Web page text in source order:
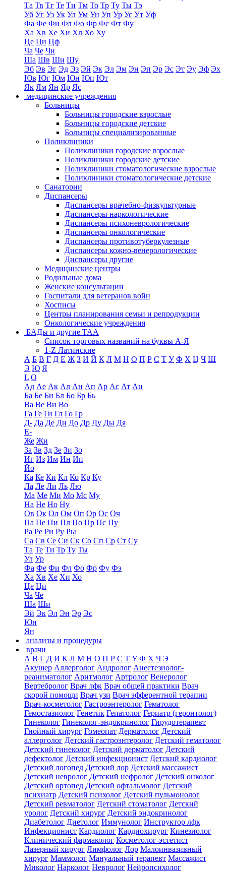
Та Тв Тг Те Ти Тм То Тр Ту Ты Тэ
Уб Уг Уз Ук Ул Ум Ун Уп Ур Ус Ут Уф
Фа Фе Фи Фл Фо Фр Фс Фт Фу
Ха Хв Хе Хи Хл Хо Ху
Це Ци Цф
Ча Че Чи
Ша Шв Ши Шу
Эб Эв Эг Эд Эз Эй Эк Эл Эм Эн Эп Эр Эс Эт Эу Эф Эх
Юв Юг Юм Юн Юп Ют
Як Ям Ян Яр Яс
медицинские учреждения
Больницы
Больницы городские взрослые
Больницы городские детские
Больницы специализированные
Поликлиники
Поликлиники городские взрослые
Поликлиники городские детские
Поликлиники стоматологические взрослые
Поликлиники стоматологические детские
Санатории
Диспансеры
Диспансеры врачебно-физкультурные
Диспансеры наркологические
Диспансеры психоневрологические
Диспансеры онкологические
Диспансеры противотуберкулезные
Диспансеры кожно-венерологические
Диспансеры другие
Медицинские центры
Родильные дома
Женские консультации
Госпитали для ветеранов войн
Хосписы
Центры планирования семьи и репродукции
Онкологические учреждения
БАДы и другие ТАА
Список торговых названий на буквы А-Я
1-Z Латинские
А Б В Г Д Е Ж З И Й К Л М Н О П Р С Т У Ф Х Ц Ч Ш
Э Ю Я
L Q
Ад Ае Ак Ал Ан Ап Ар Ас Ат Ац
Ба Бе Би Бл Бо Бр Бь
Ва Ве Ви Во
Га Ге Ги Гл Го Гр
Д- Да Де Ди До Др Ду Ды Дя
Е-
Же Жи
За Зв Зд Зе Зи Зо
Иг Из Им Ин Ип
Йо
Ка Ке Ки Кл Ко Кр Ку
Ла Ле Ли Ль Лю
Ма Ме Ми Мо Мс Му
На Не Но Ну
Ов Ок Ол Ом Оп Ор Ос Оч
Па Пе Пи Пл По Пр Пс Пу
Ра Ре Ри Ру Ры
Са Св Се Си Ск Со Сп Ср Ст Су
Та Те Ти Тр Ту Ты
Ул Ур
Фа Фе Фи Фл Фо Фр Фу Фэ
Ха Хв Хе Хи Хо
Це Ци
Ча Че
Ша Ши
Эй Эк Эл Эн Эр Эс
Юн
Ян
анализы и процедуры
врачи
А В Г Д И К Л М Н О П Р С Т У Ф Х Ч Э
Акушер Аллерголог Андролог Анестезиолог-
реаниматолог Аритмолог Артролог Венеролог
Вертебролог Врач лфк Врач общей практики Врач
скорой помощи Врач узи Врач эфферентной терапии
Врач-косметолог Гастроэнтеролог Гематолог
Гемостазиолог Генетик Гепатолог Гериатр (геронтолог)
Гинеколог Гинеколог-эндокринолог Гирудотерапевт
Гнойный хирург Гомеопат Дерматолог Детский
аллерголог Детский гастроэнтеролог Детский гематолог
Детский гинеколог Детский дерматолог Детский
дефектолог Детский инфекционист Детский кардиолог
Детский логопед Детский лор Детский массажист
Детский невролог Детский нефролог Детский онколог
Детский ортопед Детский офтальмолог Детский
психиатр Детский психолог Детский пульмонолог
Детский ревматолог Детский стоматолог Детский
уролог Детский хирург Детский эндокринолог
Диабетолог Диетолог Иммунолог Инструктор лфк
Инфекционист Кардиолог Кардиохирург Кинезиолог
Клинический фармаколог Косметолог-эстетист
Лазерный хирург Лимфолог Лор Малоинвазивный
хирург Маммолог Мануальный терапевт Массажист
Миколог Нарколог Невролог Нейропсихолог